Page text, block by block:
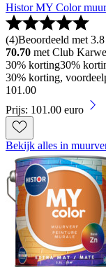
Histor MY Color
(4)Beoordeeld met
70.70 met Club
30% korting30%
30% korting,
101 .00
Prijs: 101.00 euro
Bekijk alles in